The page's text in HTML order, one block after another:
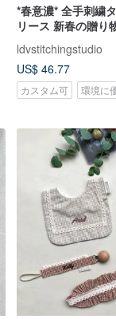
*春意濃* 全手刺繍
リース 新春の贈り
ldvstitchingstudio
US$ 46.77
カスタム可 環境に